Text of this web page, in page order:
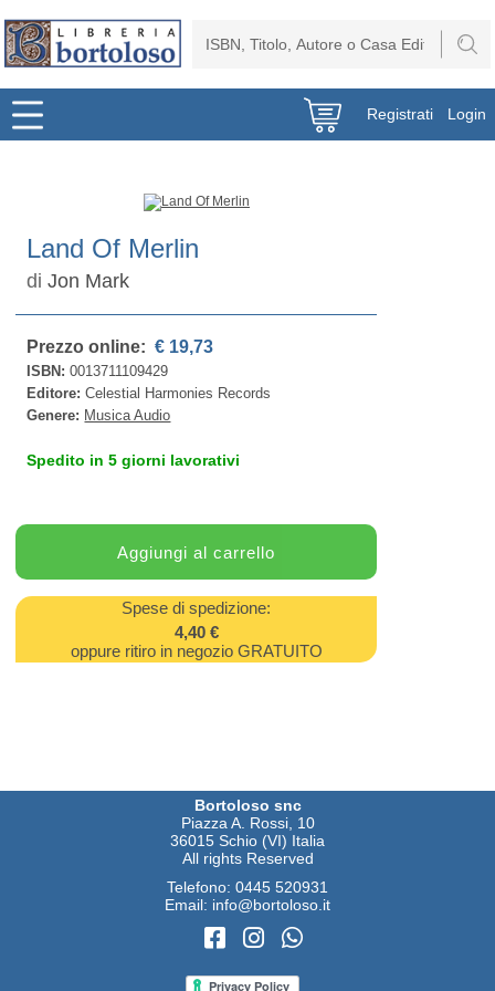
Registrati Login
Land Of Merlin
diJon Mark
Prezzo online: € 19,73
ISBN:0013711109429
Editore:Celestial Harmonies Records
Genere: Musica Audio
Spedito in 5 giorni lavorativi
Spese di spedizione:
4,40 €
oppure ritiro in negozio GRATUITO
Bortoloso snc
Piazza A. Rossi, 10
36015 Schio (VI) Italia
All rights Reserved
Telefono: 0445 520931
Email: info@bortoloso.it